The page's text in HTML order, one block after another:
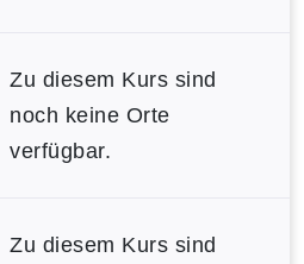
Zu diesem Kurs sind
noch keine Orte
verfügbar.
Zu diesem Kurs sind